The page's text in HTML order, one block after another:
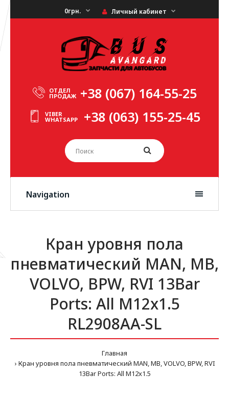
0грн. Личный кабинет
ОТДЕЛ
ПРОДАЖ +38 (067) 164-55-25
VIBER
WHATSAPP +38 (063) 155-25-45
Navigation
Кран уровня пола
пневматический MAN, MB,
VOLVO, BPW, RVI 13Bar
Ports: All M12x1.5
RL2908AA-SL
Главная
Кран уровня пола пневматический MAN, MB, VOLVO, BPW, RVI
13Bar Ports: All M12x1.5